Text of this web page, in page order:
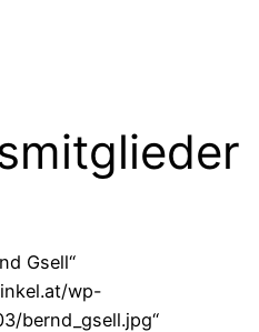
Gsell“
wp-
bernd_gsell.jpg“